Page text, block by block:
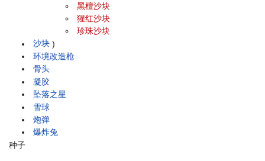
沙块
黑檀沙块
猩红沙块
珍珠沙块
)
环境改造枪
骨头
凝胶
坠落之星
雪球
炮弹
爆炸兔
种子